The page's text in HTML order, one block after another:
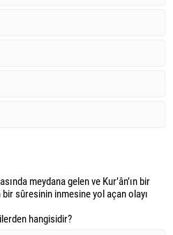
meydana gelen ve Kur’ân’ın bir
sûresinin inmesine yol açan olayı
hangisidir?